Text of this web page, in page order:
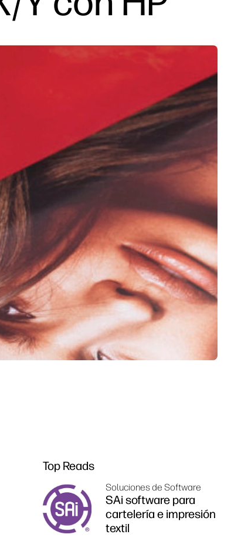
Top Reads
Soluciones de Software
SAi software para
cartelería e impresión
textil